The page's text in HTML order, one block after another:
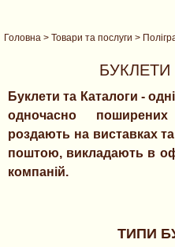
Головна > Товари та послуги >
БУКЛЕТИ
Буклети та Каталоги -
одночасно
роздають на виставках
поштою, викладають в
компаній.
ТИПИ